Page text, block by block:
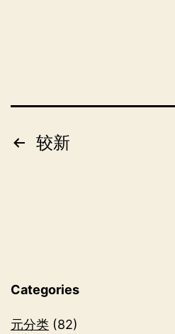
文 较新
Categories
元分类 (82)